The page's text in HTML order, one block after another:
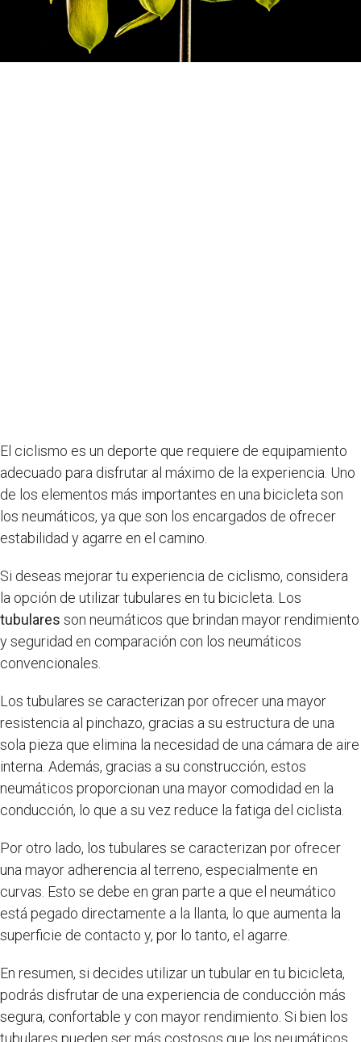
El ciclismo es un deporte que requiere de equipamiento
adecuado para disfrutar al máximo de la experiencia. Uno
de los elementos más importantes en una bicicleta son
los neumáticos, ya que son los encargados de ofrecer
estabilidad y agarre en el camino.
Si deseas mejorar tu experiencia de ciclismo, considera
la opción de utilizar tubulares en tu bicicleta. Los
tubulares son neumáticos que brindan mayor rendimiento
y seguridad en comparación con los neumáticos
convencionales.
Los tubulares se caracterizan por ofrecer una mayor
resistencia al pinchazo, gracias a su estructura de una
sola pieza que elimina la necesidad de una cámara de aire
interna. Además, gracias a su construcción, estos
neumáticos proporcionan una mayor comodidad en la
conducción, lo que a su vez reduce la fatiga del ciclista.
Por otro lado, los tubulares se caracterizan por ofrecer
una mayor adherencia al terreno, especialmente en
curvas. Esto se debe en gran parte a que el neumático
está pegado directamente a la llanta, lo que aumenta la
superficie de contacto y, por lo tanto, el agarre.
En resumen, si decides utilizar un tubular en tu bicicleta,
podrás disfrutar de una experiencia de conducción más
segura, confortable y con mayor rendimiento. Si bien los
tubulares pueden ser más costosos que los neumáticos